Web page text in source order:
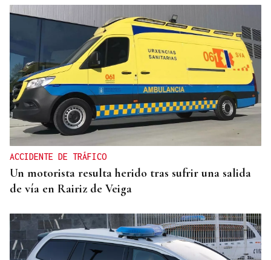
PARA EL ARREGLO INTEGRAL
Oporto, el modelo a seguir para recuperar el
casco histórico de Ourense
ACCIDENTE DE TRÁFICO
Un motorista resulta herido tras sufrir una salida
de vía en Rairiz de Veiga